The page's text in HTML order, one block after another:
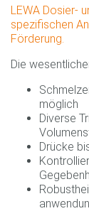
LEWA Dosier-
spezifischen
Förderung.
Die
möglich
Diverse
Drücke